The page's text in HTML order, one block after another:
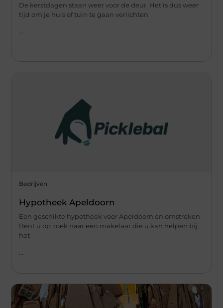
De kerstdagen staan weer voor de deur. Het is dus weer
tijd om je huis of tuin te gaan verlichten
Bedrijven
Hypotheek Apeldoorn
Een geschikte hypotheek voor Apeldoorn en omstreken
Bent u op zoek naar een makelaar die u kan helpen bij
het